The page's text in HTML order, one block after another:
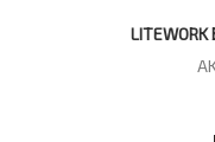
LITEWORK